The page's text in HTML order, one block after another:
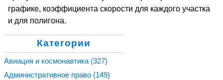
графике, коэффициента скорости для каждого участка
и для полигона.
Категории
Авиация и космонавтика (327)
Административное право (149)